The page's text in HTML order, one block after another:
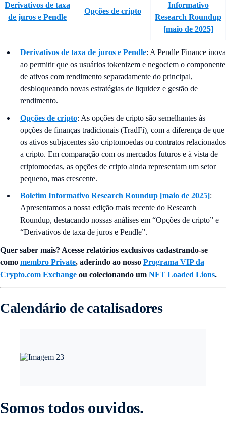
Derivativos de taxa
de juros e Pendle
Opções de cripto
Informativo
Research Roundup
[maio de 2025]
Derivativos de taxa de juros e Pendle: A Pendle Finance inova
ao permitir que os usuários tokenizem e negociem o componente
de ativos com rendimento separadamente do principal,
desbloqueando novas estratégias de liquidez e gestão de
rendimento.
Opções de cripto: As opções de cripto são semelhantes às
opções de finanças tradicionais (TradFi), com a diferença de que
os ativos subjacentes são criptomoedas ou contratos relacionados
a cripto. Em comparação com os mercados futuros e à vista de
criptomoedas, as opções de cripto ainda representam um setor
pequeno, mas crescente.
Boletim Informativo Research Roundup [maio de 2025]:
Apresentamos a nossa edição mais recente do Research
Roundup, destacando nossas análises em “Opções de cripto” e
“Derivativos de taxa de juros e Pendle”.
Quer saber mais? Acesse relatórios exclusivos cadastrando-se
como membro Private, aderindo ao nosso Programa VIP da
Crypto.com Exchange ou colecionando um NFT Loaded Lions.
Calendário de catalisadores
Somos todos ouvidos.